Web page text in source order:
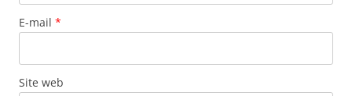
E-mail *
Site web